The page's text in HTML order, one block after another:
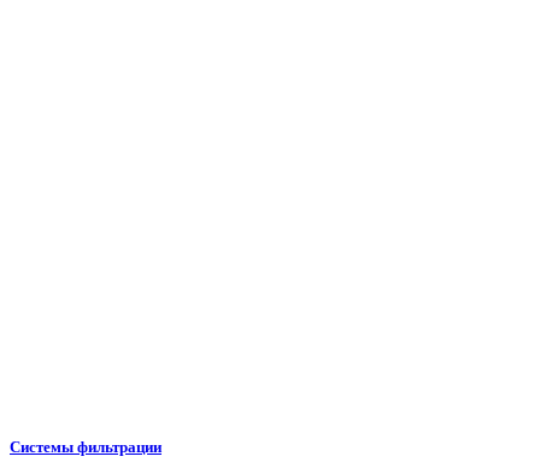
Системы фильтрации